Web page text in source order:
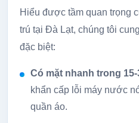
Hiểu được tầm quan trọng
trú tại Đà Lạt, chúng tôi
đặc biệt:
Có mặt nhanh trong
khẩn cấp lỗi máy nước
quần áo.